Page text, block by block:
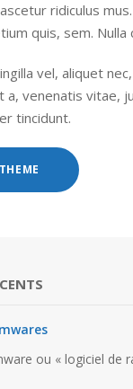
ridiculus
quis, sem. Nulla
vel, aliquet
a, venenatis vitae,
tincidunt.
ou « logiciel de